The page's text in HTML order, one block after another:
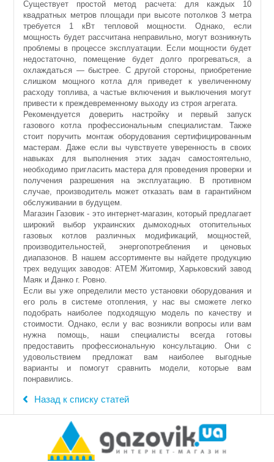
Существует простой метод расчета: для каждых 10
квадратных метров площади при высоте потолков 3 метра
требуется 1 кВт тепловой мощности. Однако, если
мощность будет рассчитана неправильно, могут возникнуть
проблемы в процессе эксплуатации. Если мощности будет
недостаточно, помещение будет долго прогреваться, а
охлаждаться — быстрее. С другой стороны, приобретение
слишком мощного котла для приведет к увеличенному
расходу топлива, а частые включения и выключения могут
привести к преждевременному выходу из строя агрегата.
Рекомендуется доверить настройку и первый запуск
газового котла профессиональным специалистам. Также
стоит поручить монтаж оборудования сертифицированным
мастерам. Даже если вы чувствуете уверенность в своих
навыках для выполнения этих задач самостоятельно,
необходимо пригласить мастера для проведения проверки и
получения разрешения на эксплуатацию. В противном
случае, производитель может отказать вам в гарантийном
обслуживании в будущем.
Магазин Газовик - это интернет-магазин, который предлагает
широкий выбор украинских дымоходных отопительных
газовых котлов различных модификаций, мощностей,
производительностей, энергопотребления и ценовых
диапазонов. В нашем ассортименте вы найдете продукцию
трех ведущих заводов: АТЕМ Житомир, Харьковский завод
Маяк и Данко г. Ровно.
Если вы уже определили место установки оборудования и
его роль в системе отопления, у нас вы сможете легко
подобрать наиболее подходящую модель по качеству и
стоимости. Однако, если у вас возникли вопросы или вам
нужна помощь, наши специалисты всегда готовы
предоставить профессиональную консультацию. Они с
удовольствием предложат вам наиболее выгодные
варианты и помогут сравнить модели, которые вам
понравились.
Назад к списку статей